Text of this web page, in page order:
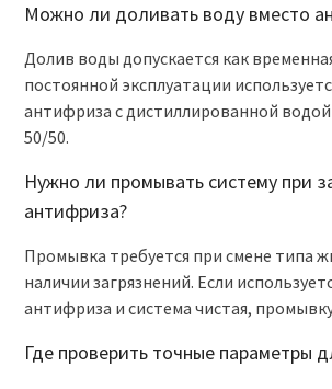
Можно ли доливать воду вместо
Долив воды допускается как
постоянной эксплуатации
антифриза с дистиллированной
50/50.
Нужно ли промывать систему при
антифриза?
Промывка требуется при смене типа
наличии загрязнений. Если
антифриза и система чистая,
Где проверить точные параметры